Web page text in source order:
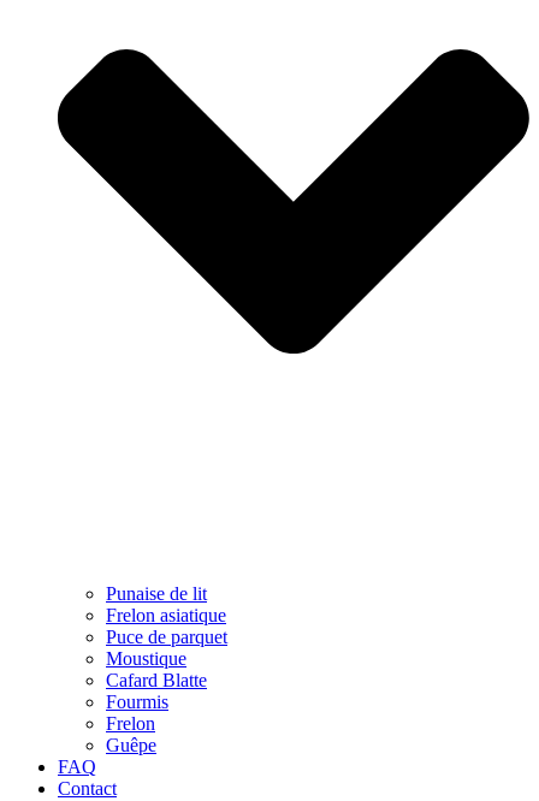
Punaise de lit
Frelon asiatique
Puce de parquet
Moustique
Cafard Blatte
Fourmis
Frelon
Guêpe
FAQ
Contact